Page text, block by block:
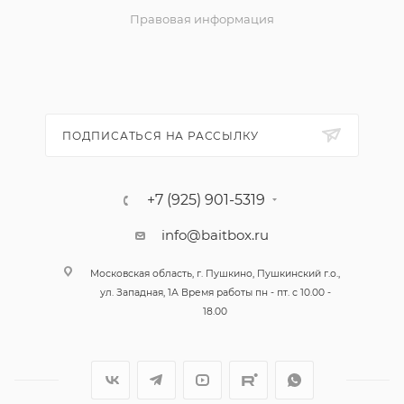
Правовая информация
ПОДПИСАТЬСЯ НА РАССЫЛКУ
+7 (925) 901-5319
info@baitbox.ru
Московская область, г. Пушкино, Пушкинский г.о.,
ул. Западная, 1А Время работы пн - пт. с 10.00 -
18.00